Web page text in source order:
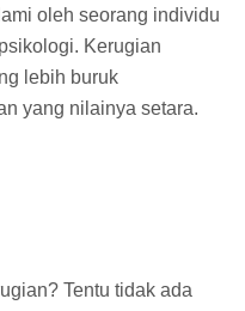
oleh seorang individu
Kerugian
lebih buruk
yang nilainya setara.
Tentu tidak ada